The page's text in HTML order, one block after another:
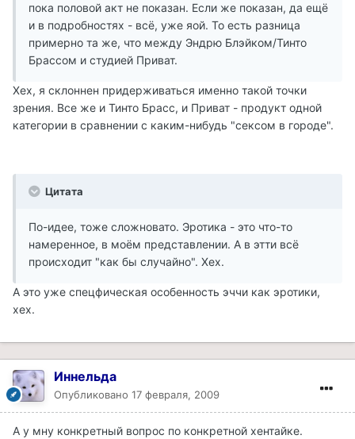
пока половой акт не показан. Если же показан, да ещё
и в подробностях - всё, уже яой. То есть разница
примерно та же, что между Эндрю Блэйком/Тинто
Брассом и студией Приват.
Хех, я склоннен придерживаться именно такой точки
зрения. Все же и Тинто Брасс, и Приват - продукт одной
категории в сравнении с каким-нибудь "сексом в городе".
Цитата
По-идее, тоже сложновато. Эротика - это что-то
намеренное, в моём представлении. А в этти всё
происходит "как бы случайно". Хех.
А это уже спецфическая особенность эччи как эротики,
хех.
Иннельда
Опубликовано 17 февраля, 2009
А у мну конкретный вопрос по конкретной хентайке.